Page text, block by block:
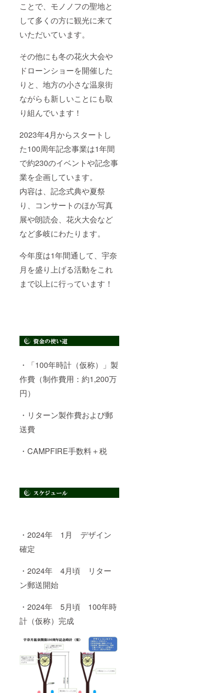
ことで、モノノフの聖地と
して多くの方に観光に来て
いただいています。
その他にも冬の花火大会や
ドローンショーを開催した
りと、地方の小さな温泉街
ながらも新しいことにも取
り組んでいます！
2023年4月からスタートし
た100周年記念事業は1年間
で約230のイベントや記念事
業を企画しています。
内容は、記念式典や夏祭
り、コンサートのほか写真
展や朗読会、花火大会など
など多岐にわたります。
今年度は1年間通して、宇奈
月を盛り上げる活動をこれ
まで以上に行っています！
・「100年時計（仮称）」製
作費（制作費用：約1,200万
円）
・リターン製作費および郵
送費
・CAMPFIRE手数料＋税
・2024年 1月 デザイン
確定
・2024年 4月頃 リター
ン郵送開始
・2024年 5月頃 100年時
計（仮称）完成